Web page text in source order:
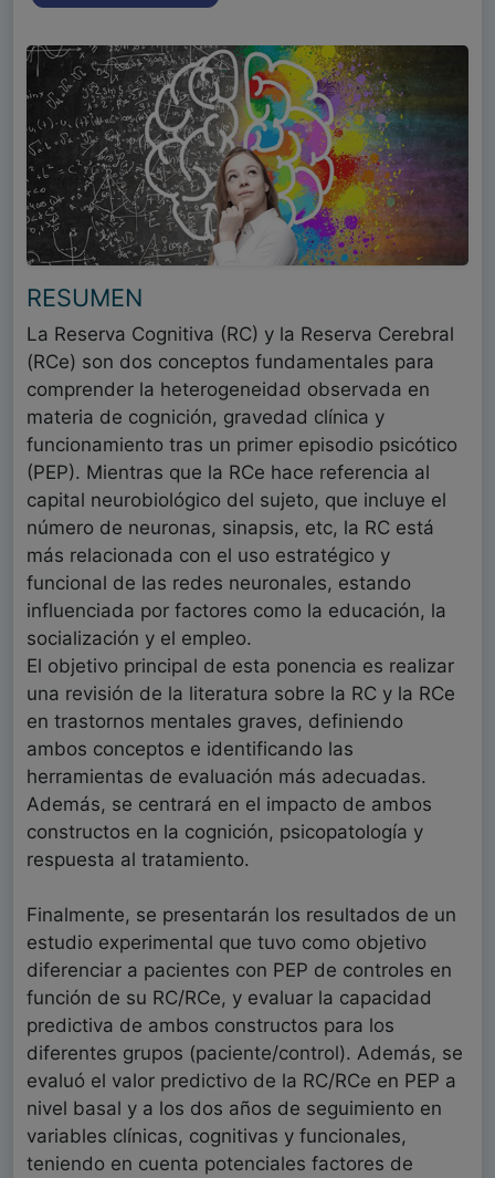
RESUMEN
La Reserva Cognitiva (RC) y la Reserva Cerebral
(RCe) son dos conceptos fundamentales para
comprender la heterogeneidad observada en
materia de cognición, gravedad clínica y
funcionamiento tras un primer episodio psicótico
(PEP). Mientras que la RCe hace referencia al
capital neurobiológico del sujeto, que incluye el
número de neuronas, sinapsis, etc, la RC está
más relacionada con el uso estratégico y
funcional de las redes neuronales, estando
influenciada por factores como la educación, la
socialización y el empleo.
El objetivo principal de esta ponencia es realizar
una revisión de la literatura sobre la RC y la RCe
en trastornos mentales graves, definiendo
ambos conceptos e identificando las
herramientas de evaluación más adecuadas.
Además, se centrará en el impacto de ambos
constructos en la cognición, psicopatología y
respuesta al tratamiento.
Finalmente, se presentarán los resultados de un
estudio experimental que tuvo como objetivo
diferenciar a pacientes con PEP de controles en
función de su RC/RCe, y evaluar la capacidad
predictiva de ambos constructos para los
diferentes grupos (paciente/control). Además, se
evaluó el valor predictivo de la RC/RCe en PEP a
nivel basal y a los dos años de seguimiento en
variables clínicas, cognitivas y funcionales,
teniendo en cuenta potenciales factores de